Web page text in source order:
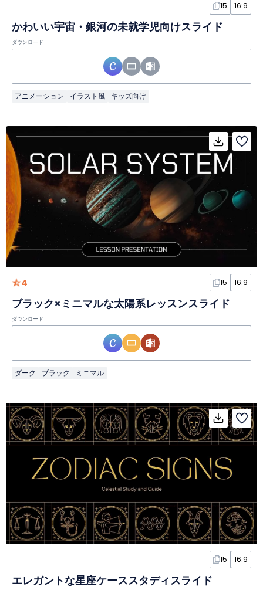
15 16:9
かわいい宇宙・銀河の未就学児向けスライド
ダウンロード
アニメーション イラスト風 キッズ向け
4 15 16:9
ブラック×ミニマルな太陽系レッスンスライド
ダウンロード
ダーク ブラック ミニマル
15 16:9
エレガントな星座ケーススタディスライド